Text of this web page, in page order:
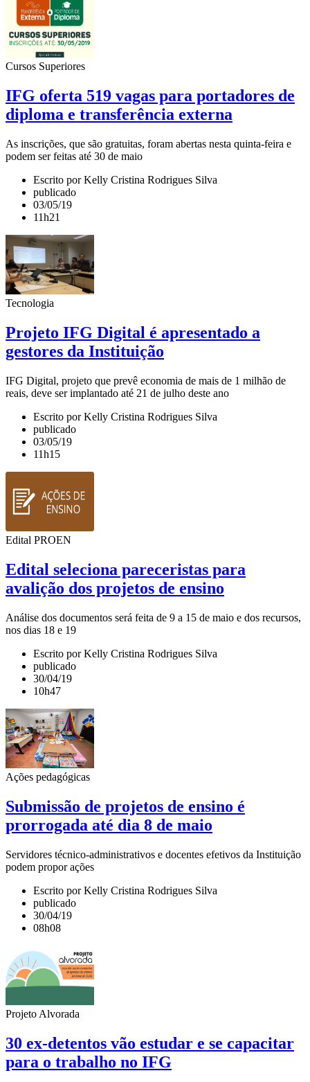
Cursos Superiores
IFG oferta 519 vagas para portadores de
diploma e transferência externa
As inscrições, que são gratuitas, foram abertas nesta quinta-feira e
podem ser feitas até 30 de maio
Escrito por Kelly Cristina Rodrigues Silva
publicado
03/05/19
11h21
Tecnologia
Projeto IFG Digital é apresentado a
gestores da Instituição
IFG Digital, projeto que prevê economia de mais de 1 milhão de
reais, deve ser implantado até 21 de julho deste ano
Escrito por Kelly Cristina Rodrigues Silva
publicado
03/05/19
11h15
Edital PROEN
Edital seleciona pareceristas para
avalição dos projetos de ensino
Análise dos documentos será feita de 9 a 15 de maio e dos recursos,
nos dias 18 e 19
Escrito por Kelly Cristina Rodrigues Silva
publicado
30/04/19
10h47
Ações pedagógicas
Submissão de projetos de ensino é
prorrogada até dia 8 de maio
Servidores técnico-administrativos e docentes efetivos da Instituição
podem propor ações
Escrito por Kelly Cristina Rodrigues Silva
publicado
30/04/19
08h08
Projeto Alvorada
30 ex-detentos vão estudar e se capacitar
para o trabalho no IFG